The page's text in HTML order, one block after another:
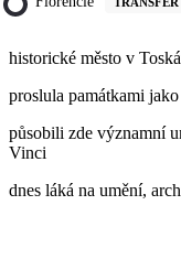
historické město v
proslula památkami
působili zde významní
Vinci
dnes láká na umění,